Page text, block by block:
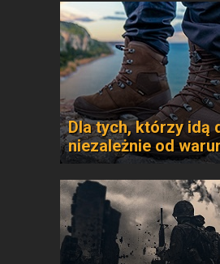
Dla tych, którzy idą
niezależnie od